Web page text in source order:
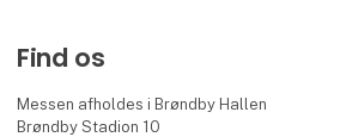
Find os
Messen afholdes i Brøndby Hallen
Brøndby Stadion 10